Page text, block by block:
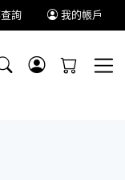
詢 我的帳戶